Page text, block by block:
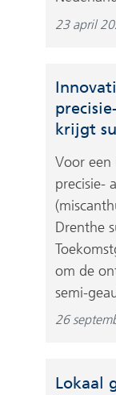
23 april
krijgt
Voor een
precisie-
Drenthe
om de
semi-
26
Lokaal